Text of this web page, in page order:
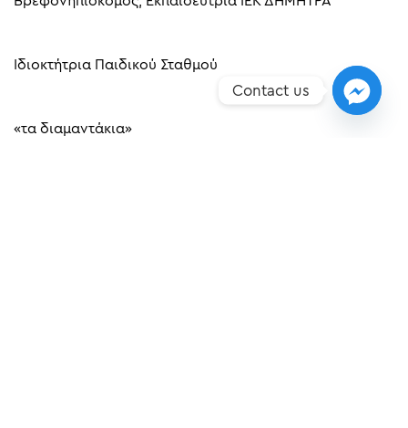
Ιδιοκτήτρια Παιδικού Σταθμού
«τα διαμαντάκια»
Contact us